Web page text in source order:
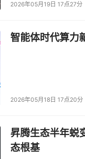
2026年05月19日 17点27分
智能体时代算力
2026年05月18日 17点20分
昇腾生态半年蜕
态根基